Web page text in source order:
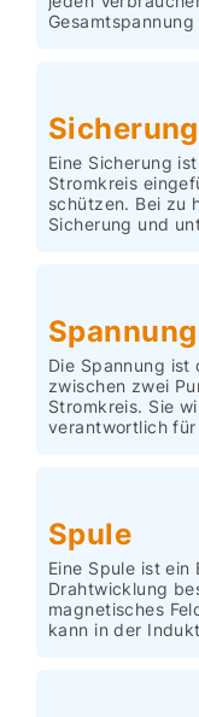
Sicherung
Eine Sicherung
Stromkreis
schützen. Bei zu
Sicherung und
Spannung
Die Spannung
zwischen zwei
Stromkreis. Sie
verantwortlich
Spule
Eine Spule ist
Drahtwicklung
magnetisches
kann in der